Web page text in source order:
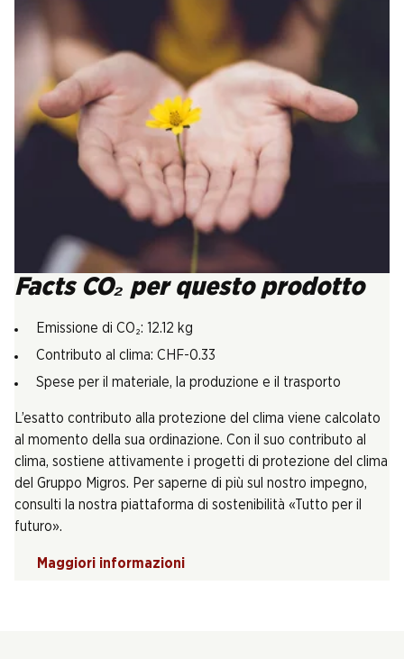
Facts CO₂ per questo prodotto
Emissione di CO₂: 12.12 kg
Contributo al clima: CHF-0.33
Spese per il materiale, la produzione e il trasporto
L’esatto contributo alla protezione del clima viene calcolato
al momento della sua ordinazione. Con il suo contributo al
clima, sostiene attivamente i progetti di protezione del clima
del Gruppo Migros. Per saperne di più sul nostro impegno,
consulti la nostra piattaforma di sostenibilità «Tutto per il
futuro».
Maggiori informazioni